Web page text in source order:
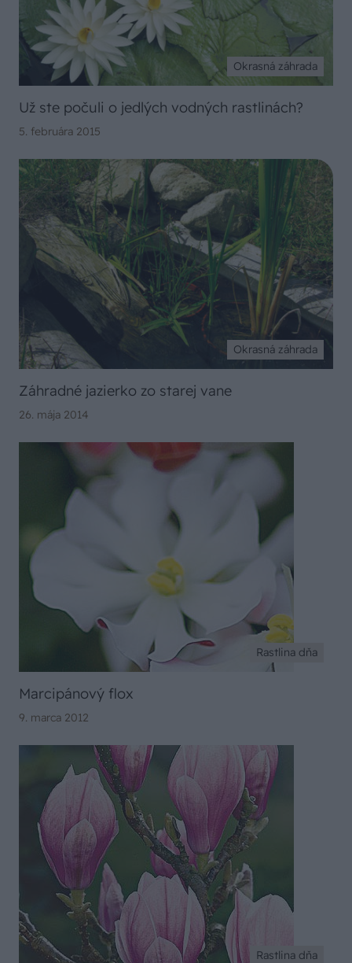
Okrasná záhrada
Už ste počuli o jedlých vodných rastlinách?
5. februára 2015
Okrasná záhrada
Záhradné jazierko zo starej vane
26. mája 2014
Rastlina dňa
Marcipánový flox
9. marca 2012
Rastlina dňa